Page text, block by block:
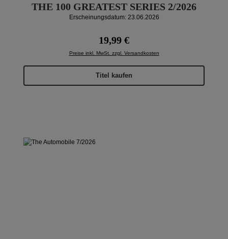
THE 100 GREATEST SERIES 2/2026
Erscheinungsdatum: 23.06.2026
Regulärer Preis:
19,99 €
Preise inkl. MwSt. zzgl. Versandkosten
Titel kaufen